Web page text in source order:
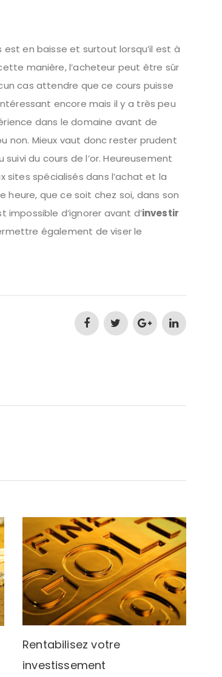
est en baisse et surtout lorsqu’il est à
manière, l’acheteur peut être sûr
cas attendre que ce cours puisse
encore mais il y a très peu
dans le domaine avant de
non. Mieux vaut donc rester prudent
du cours de l’or. Heureusement
spécialisés dans l’achat et la
heure, que ce soit chez soi, dans son
impossible d’ignorer avant d’investir
également de viser le
Rentabilisez votre
investissement